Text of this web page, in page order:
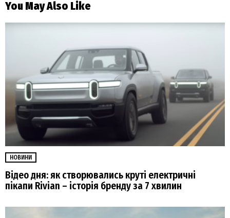
You May Also Like
НОВИНИ
Відео дня: як створювались круті електричні
пікапи Rivian – історія бренду за 7 хвилин